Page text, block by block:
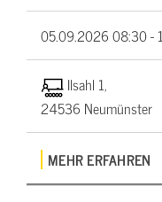
05.09.202608:30 -
Ilsahl 1,
24536 Neumünster
MEHR ERFAHREN